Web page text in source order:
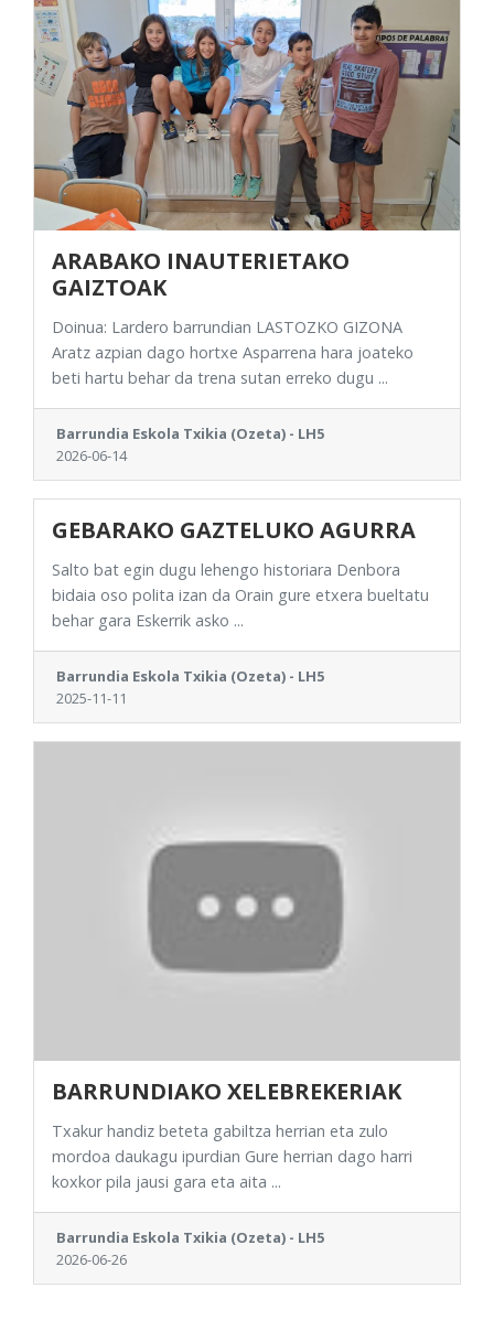
ARABAKO INAUTERIETAKO
GAIZTOAK
Doinua: Lardero barrundian LASTOZKO GIZONA
Aratz azpian dago hortxe Asparrena hara joateko
beti hartu behar da trena sutan erreko dugu ...
Barrundia Eskola Txikia (Ozeta) - LH5
2026-06-14
GEBARAKO GAZTELUKO AGURRA
Salto bat egin dugu lehengo historiara Denbora
bidaia oso polita izan da Orain gure etxera bueltatu
behar gara Eskerrik asko ...
Barrundia Eskola Txikia (Ozeta) - LH5
2025-11-11
BARRUNDIAKO XELEBREKERIAK
Txakur handiz beteta gabiltza herrian eta zulo
mordoa daukagu ipurdian Gure herrian dago harri
koxkor pila jausi gara eta aita ...
Barrundia Eskola Txikia (Ozeta) - LH5
2026-06-26